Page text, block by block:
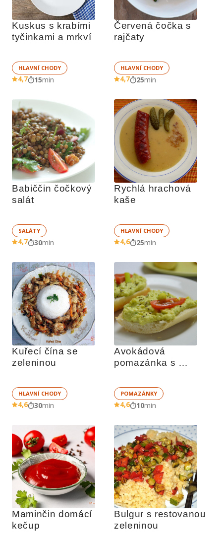
Kuskus s krabími
tyčinkami a mrkví
HLAVNÍ CHODY
4,7 15min
Červená čočka s
rajčaty
HLAVNÍ CHODY
4,7 25min
Babiččin čočkový
salát
SALÁTY
4,7 30min
Rychlá hrachová
kaše
HLAVNÍ CHODY
4,6 25min
Kuřecí čína se
zeleninou
HLAVNÍ CHODY
4,6 30min
Avokádová
pomazánka s
POMAZÁNKY
4,6 10min
Maminčin domácí
kečup
Bulgur s restovanou
zeleninou